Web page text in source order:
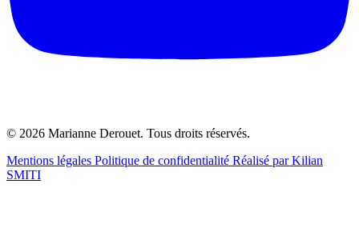
© 2026 Marianne Derouet. Tous droits réservés.
Mentions légales Politique de confidentialité Réalisé par Kilian
SMITI